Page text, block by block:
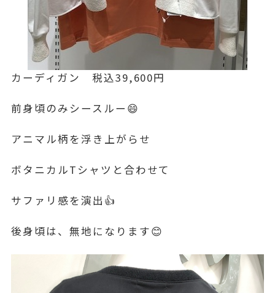
カーディガン 税込39,600円
前身頃のみシースルー😄
アニマル柄を浮き上がらせ
ボタニカルTシャツと合わせて
サファリ感を演出👍
後身頃は、無地になります😊